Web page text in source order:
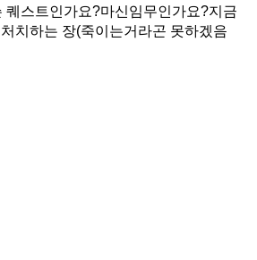
퀘스트인가요?마신임무인가요?지금
치하는 장(죽이는거라곤 못하겠음